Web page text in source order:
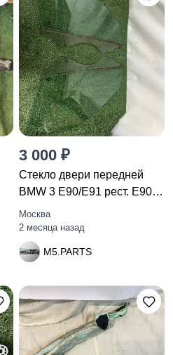
3 000 ₽
Стекло двери передней
BMW 3 E90/E91 рест. E90
2011
Москва
2 месяца назад
M5.PARTS